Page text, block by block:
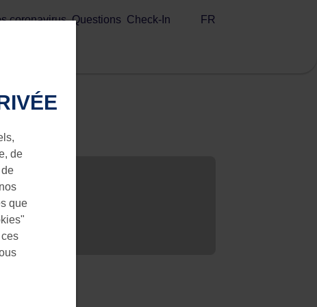
coronavirus Questions Check-In FR
de
que